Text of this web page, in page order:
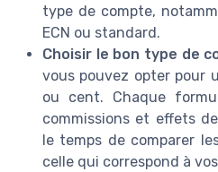
type de compte,
ECN ou standard.
Choisir le bon type de
vous pouvez opter pour
ou cent. Chaque
commissions et effets
le temps de comparer
celle qui correspond à